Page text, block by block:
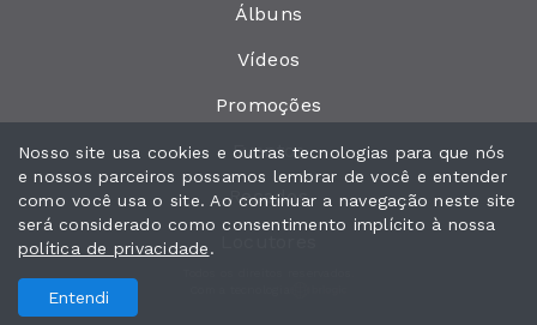
Álbuns
Vídeos
Promoções
Eventos
Recados
Nosso site usa cookies e outras tecnologias para que nós
e nossos parceiros possamos lembrar de você e entender
como você usa o site. Ao continuar a navegação neste site
será considerado como consentimento implícito à nossa
política de privacidade.
Entendi